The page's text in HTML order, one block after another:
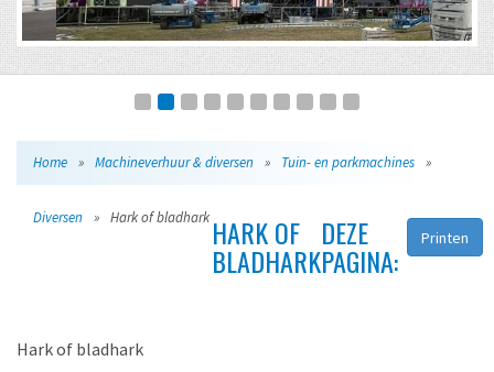
Home » Machineverhuur & diversen » Tuin- en parkmachines »
Diversen » Hark of bladhark HARK OF
BLADHARK
DEZE
PAGINA:
Printen
Hark of bladhark